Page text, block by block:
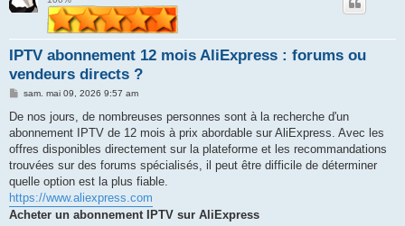
r
IPTV abonnement 12 mois AliExpress : forums ou
vendeurs directs ?
M
s
a
g
sam. mai 09, 2026 9:57 am
De nos jours, de nombreuses personnes sont à la recherche d'un
abonnement IPTV de 12 mois à prix abordable sur AliExpress. Avec les
offres disponibles directement sur la plateforme et les recommandations
trouvées sur des forums spécialisés, il peut être difficile de déterminer
quelle option est la plus fiable.
https://www.aliexpress.com
Acheter un abonnement IPTV sur AliExpress